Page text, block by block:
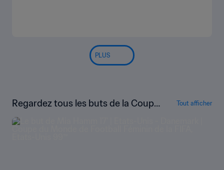
PLUS
Regardez tous les buts de la Coupe
du Monde Féminine de la FIFA, État
s-Unis 1999™
Tout afficher